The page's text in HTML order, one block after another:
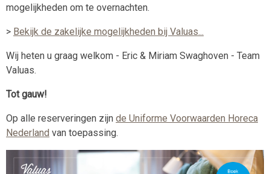
mogelijkheden om te overnachten.
> Bekijk de zakelijke mogelijkheden bij Valuas...
Wij heten u graag welkom - Eric & Miriam Swaghoven - Team
Valuas.
Tot gauw!
Op alle reserveringen zijn de Uniforme Voorwaarden Horeca
Nederland van toepassing.